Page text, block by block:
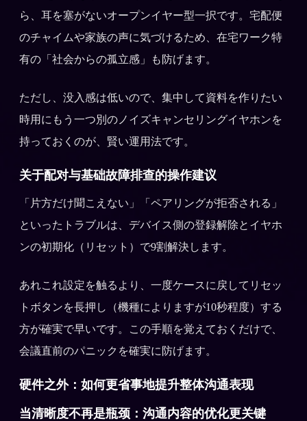
ら、耳を塞がないオープンイヤー型一択です。宅配便
のチャイムや家族の声に気づけるため、在宅ワーク特
有の「社会からの孤立感」も防げます。
ただし、没入感は低いので、集中して資料を作りたい
時用にもう一つ別のノイズキャンセリングイヤホンを
持っておくのが、賢い運用法です。
关于配对与基础故障排查的操作建议
「片方だけ聞こえない」「ペアリングが拒否される」
といったトラブルは、デバイス側の登録解除とイヤホ
ンの初期化（リセット）で9割解決します。
あれこれ設定を触るより、一度ケースに戻してリセッ
トボタンを長押し（機種によりますが10秒程度）する
方が確実で早いです。この手順を覚えておくだけで、
会議直前のパニックを確実に防げます。
硬件之外：如何更省事地提升整体沟通表现
当清晰度不再是瓶颈：沟通内容的优化更关键